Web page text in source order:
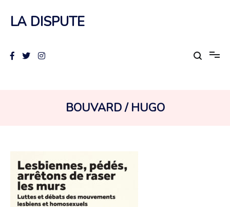
contenu
LA DISPUTE
AUTEUR :
BOUVARD / HUGO